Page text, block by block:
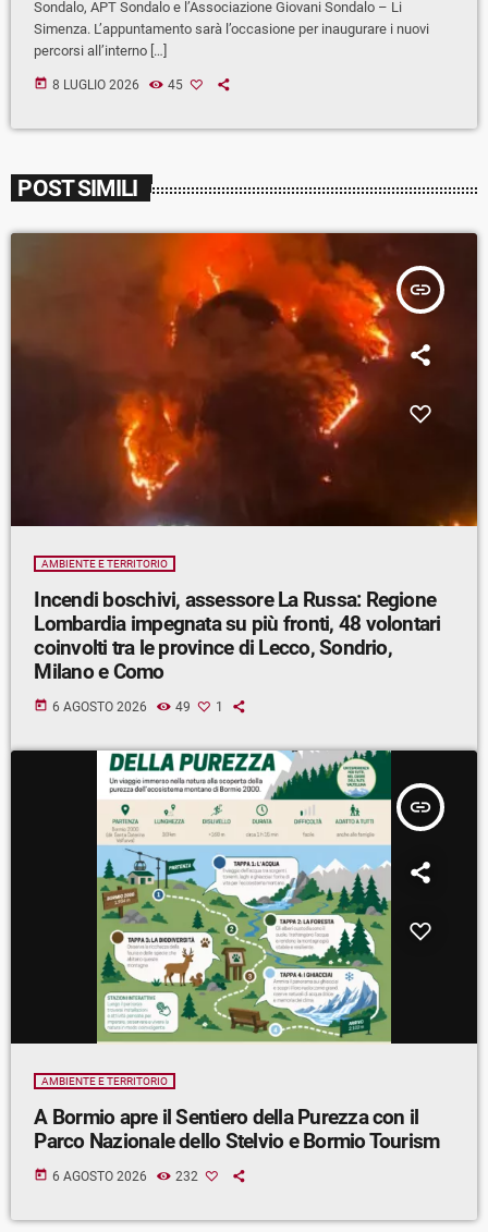
Sondalo, APT Sondalo e l’Associazione Giovani Sondalo – Li
Simenza. L’appuntamento sarà l’occasione per inaugurare i nuovi
percorsi all’interno […]
today 8 LUGLIO 2026 45
POST SIMILI
insert_link
AMBIENTE E TERRITORIO
Incendi boschivi, assessore La Russa: Regione
Lombardia impegnata su più fronti, 48 volontari
coinvolti tra le province di Lecco, Sondrio,
Milano e Como
today 6 AGOSTO 2026 49 1
insert_link
AMBIENTE E TERRITORIO
A Bormio apre il Sentiero della Purezza con il
Parco Nazionale dello Stelvio e Bormio Tourism
today 6 AGOSTO 2026 232